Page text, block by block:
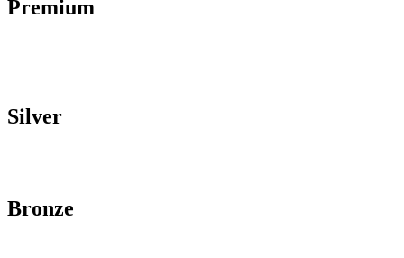
Premium
Silver
Bronze